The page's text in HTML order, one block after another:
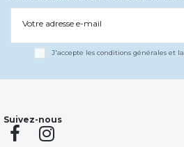
Votre adresse e-mail
J'accepte les conditions générales et
Suivez-nous